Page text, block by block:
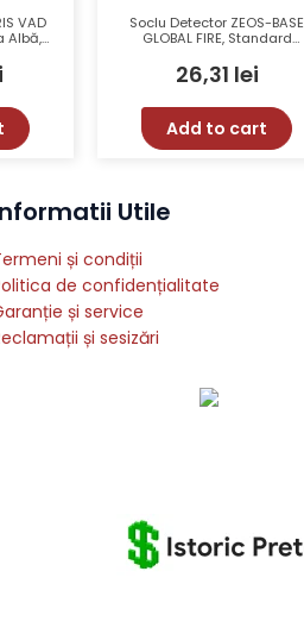
VAD
Albă,
Soclu Detector ZEOS-BASE
GLOBAL FIRE, Standard
26,31 lei
Add to cart
Utile
și condiții
de confidențialitate
și service
și sesizări